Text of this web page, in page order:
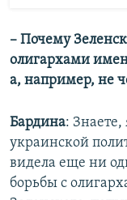
– Почему
олигархами
а, например, не
Бардина: Знаете,
украинской
видела еще ни
борьбы с